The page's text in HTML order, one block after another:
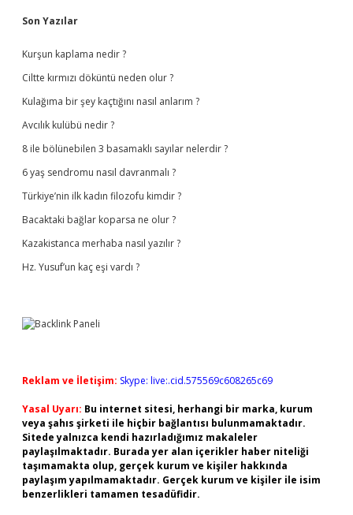
Sidebar
Son Yazılar
Kurşun kaplama nedir ?
Ciltte kırmızı döküntü neden olur ?
Kulağıma bir şey kaçtığını nasıl anlarım ?
Avcılık kulübü nedir ?
8 ile bölünebilen 3 basamaklı sayılar nelerdir ?
6 yaş sendromu nasıl davranmalı ?
Türkiye’nin ilk kadın filozofu kimdir ?
Bacaktaki bağlar koparsa ne olur ?
Kazakistanca merhaba nasıl yazılır ?
Hz. Yusuf’un kaç eşi vardı ?
Reklam ve İletişim: Skype: live:.cid.575569c608265c69
Yasal Uyarı: Bu internet sitesi, herhangi bir marka, kurum
veya şahıs şirketi ile hiçbir bağlantısı bulunmamaktadır.
Sitede yalnızca kendi hazırladığımız makaleler
paylaşılmaktadır. Burada yer alan içerikler haber niteliği
taşımamakta olup, gerçek kurum ve kişiler hakkında
paylaşım yapılmamaktadır. Gerçek kurum ve kişiler ile isim
benzerlikleri tamamen tesadüfidir.